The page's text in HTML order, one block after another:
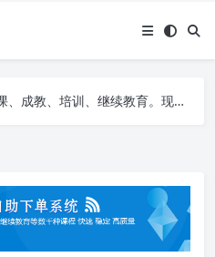
献内容生成论文
、继续教育。现已接入代刷代考项目3000+
、继续教育。现已接入代刷代考项目3000+